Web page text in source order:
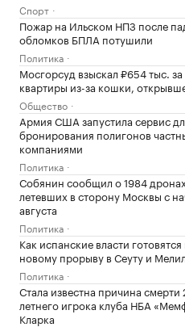
Спорт
Пожар на Ильском НПЗ после
обломков БПЛА потушили
Политика
Мосгорсуд взыскал ₽654 тыс. за
квартиры из-за кошки,
Общество
Армия США запустила сервис
бронирования полигонов
компаниями
Политика
Собянин сообщил о 1984
летевших в сторону Москвы с
августа
Политика
Как испанские власти готовятся
новому прорыву в Сеуту и
Политика
Стала известна причина смерти
летнего игрока клуба НБА
Кларка